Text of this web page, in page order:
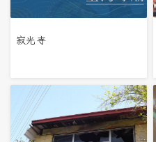
寂光寺